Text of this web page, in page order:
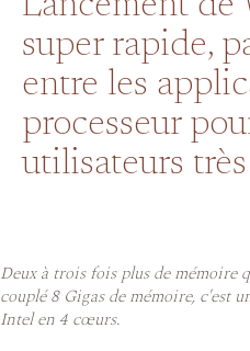
super rapide,
entre les
processeur
utilisateurs
Deux à trois fois plus de mémoire
couplé 8 Gigas de mémoire, c'est
Intel en 4 cœurs.